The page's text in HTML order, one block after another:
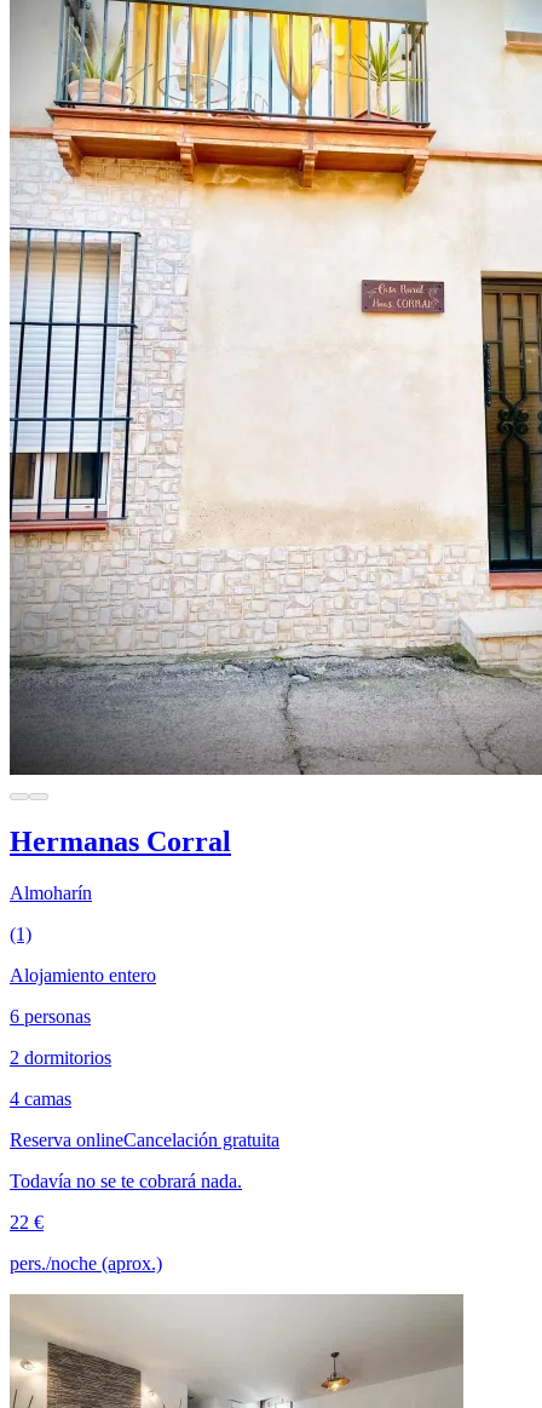
Hermanas Corral
Almoharín
(1)
Alojamiento entero
6 personas
2 dormitorios
4 camas
Reserva onlineCancelación gratuita
Todavía no se te cobrará nada.
22 €
pers./noche (aprox.)